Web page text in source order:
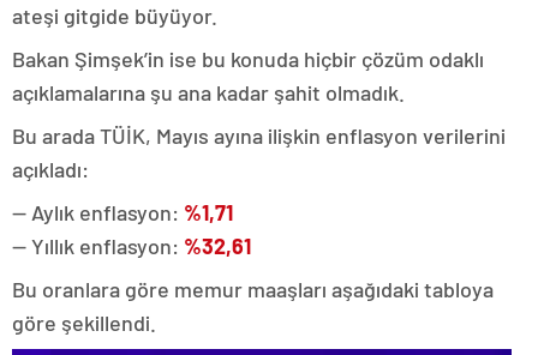
ateşi gitgide büyüyor.
Bakan Şimşek’in ise bu konuda hiçbir çözüm odaklı
açıklamalarına şu ana kadar şahit olmadık.
Bu arada TÜİK, Mayıs ayına ilişkin enflasyon verilerini
açıkladı:
— Aylık enflasyon: %1,71
— Yıllık enflasyon: %32,61
Bu oranlara göre memur maaşları aşağıdaki tabloya
göre şekillendi.